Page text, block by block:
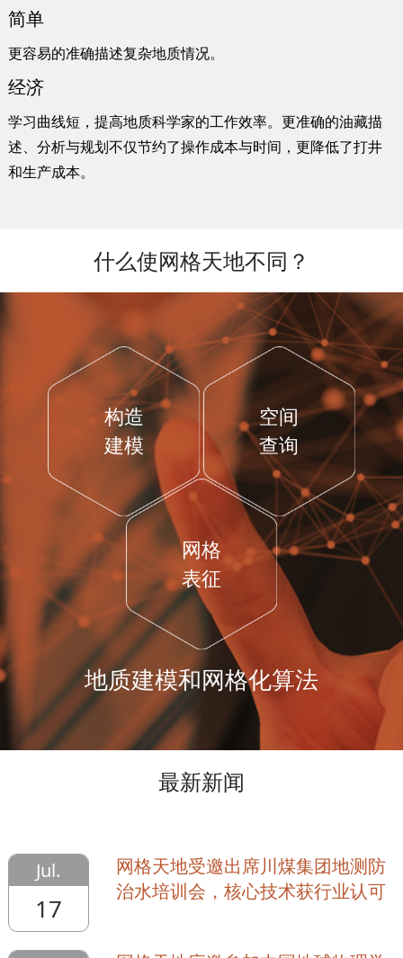
简单
更容易的准确描述复杂地质情况。
经济
学习曲线短，提高地质科学家的工作效率。更准确的油藏描
述、分析与规划不仅节约了操作成本与时间，更降低了打井
和生产成本。
什么使网格天地不同？
构造
建模
空间
查询
网格
表征
地质建模和网格化算法
最新新闻
Jul.
17
网格天地受邀出席川煤集团地测防
治水培训会，核心技术获行业认可